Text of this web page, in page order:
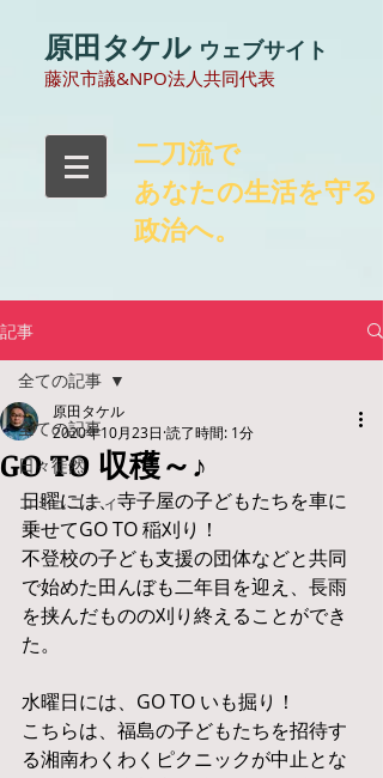
原田タケル ウェブサイト
​藤沢市議&NPO法人共同代表
​二刀流で
あなたの生活を守る
政治へ。
記事
全ての記事
日々徒然
コミュニティ
全ての記事
GO TO 収穫～♪
原田タケル
2020年10月23日 読了時間: 1分
日曜には、寺子屋の子どもたちを車に
乗せてGO TO 稲刈り！
不登校の子ども支援の団体などと共同
で始めた田んぼも二年目を迎え、長雨
を挟んだものの刈り終えることができ
た。
水曜日には、GO TO いも掘り！
こちらは、福島の子どもたちを招待す
る湘南わくわくピクニックが中止とな